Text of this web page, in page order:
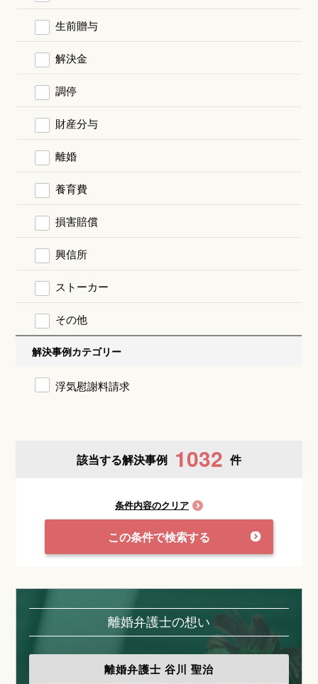
生前贈与
解決金
調停
財産分与
離婚
養育費
損害賠償
興信所
ストーカー
その他
解決事例カテゴリー
浮気慰謝料請求
該当する解決事例 1032 件
条件内容のクリア
この条件で検索する
離婚弁護士の想い
離婚弁護士 谷川 聖治